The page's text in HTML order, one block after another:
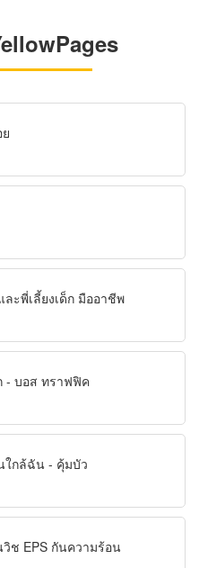
ะพี่เลี้ยงเด็ก มืออาชีพ
- บอส ทราฟฟิค
ใกล้ฉัน - คุ้มบัว
ช EPS กันความร้อน